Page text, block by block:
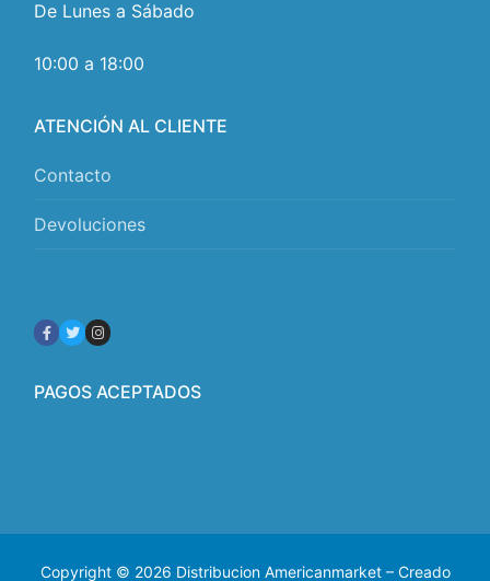
De Lunes a Sábado
10:00 a 18:00
ATENCIÓN AL CLIENTE
Contacto
Devoluciones
PAGOS ACEPTADOS
Copyright © 2026 Distribucion Americanmarket – Creado